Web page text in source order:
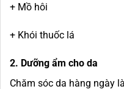
+ Mồ hôi
+ Khói thuốc lá
2. Dưỡng ẩm cho da
Chăm sóc da hàng ngày